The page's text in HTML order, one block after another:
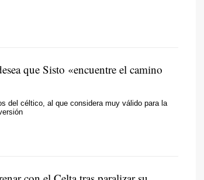
que Sisto «encuentre el camino
del céltico, al que considera muy válido para la